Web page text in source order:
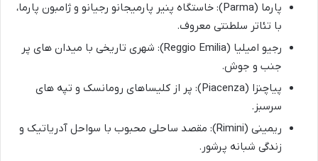
پارما (Parma): خاستگاه پنیر پارمیجانو رجیانو و ژامبون پارما،
با تئاتر سلطنتی معروف.
رجیو امیلیا (Reggio Emilia): شهری تاریخی با میدان های پر
جنب و جوش.
پیاچنزا (Piacenza): پر از کلیساهای رومانسک و تپه های
سرسبز.
ریمینی (Rimini): مقصد ساحلی محبوب با سواحل آدریاتیک و
زندگی شبانه پرشور.